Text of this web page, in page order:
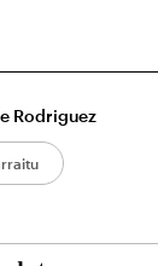
Rodriguez